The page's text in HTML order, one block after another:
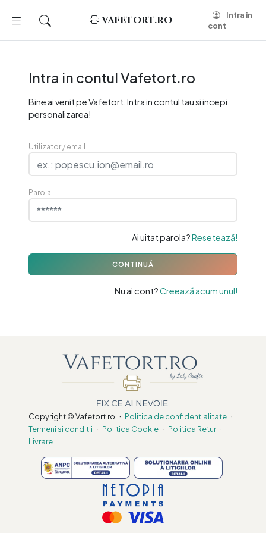
VAFETORT.RO
Intra in
cont
Intra in contul Vafetort.ro
Bine ai venit pe Vafetort. Intra in contul tau si incepi
personalizarea!
Utilizator / email
Parola
Ai uitat parola?Resetează!
CONTINUĂ
Nu ai cont?Creează acum unul!
Copyright © Vafetort.ro · Politica de confidentialitate ·
Termeni si conditii · Politica Cookie · Politica Retur ·
Livrare